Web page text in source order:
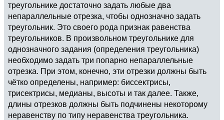
треугольнике достаточно задать любые два
непараллельные отрезка, чтобы однозначно задать
треугольник. Это своего рода признак равенства
треугольников. В произвольном треугольнике для
однозначного задания (определения треугольника)
необходимо задать три попарно непараллельные
отрезка. При этом, конечно, эти отрезки должны быть
чётко определены, например: биссектрисы,
трисектрисы, медианы, высоты и так далее. Также,
длины отрезков должны быть подчинены некоторому
неравенству по типу неравенства треугольника.